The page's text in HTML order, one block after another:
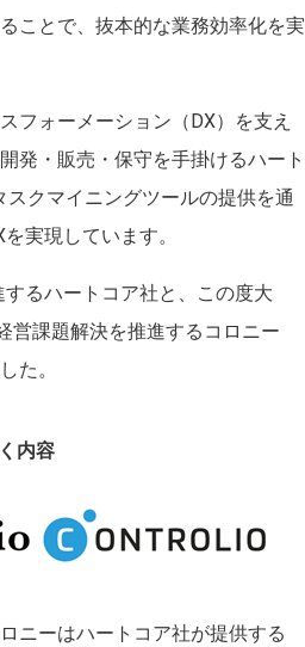
ことで、抜本的な業務効率化を実
フォーメーション（DX）を支え
発・販売・保守を手掛けるハート
クマイニングツールの提供を通
実現しています。
るハートコア社と、この度⼤
営課題解決を推進するコロニー
た。
内容
ニーはハートコア社が提供する